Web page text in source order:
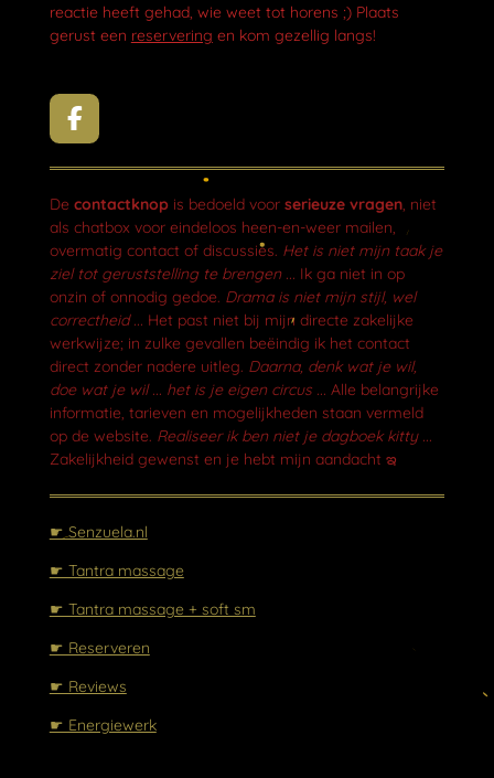
reactie heeft gehad, wie weet tot horens ;) Plaats
gerust een reservering en kom gezellig langs!
F
a
c
b
o
o
k
De contactknop is bedoeld voor serieuze vragen, niet
als chatbox voor eindeloos heen-en-weer mailen,
overmatig contact of discussies. Het is niet mijn taak je
ziel tot geruststelling te brengen ... Ik ga niet in op
onzin of onnodig gedoe. Drama is niet mijn stijl, wel
correctheid ... Het past niet bij mijn directe zakelijke
werkwijze; in zulke gevallen beëindig ik het contact
direct zonder nadere uitleg. Daarna, denk wat je wil,
doe wat je wil ... het is je eigen circus ... Alle belangrijke
informatie, tarieven en mogelijkheden staan vermeld
op de website. Realiseer ik ben niet je dagboek kitty ...
Zakelijkheid gewenst en je hebt mijn aandacht ఇ
☛ Senzuela.nl
☛ Tantra massage
☛ Tantra massage + soft sm
☛ Reserveren
☛ Reviews
☛ Energiewerk